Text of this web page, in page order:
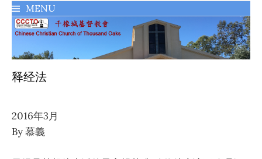
MENU
释经法
2016年3月
By慕義